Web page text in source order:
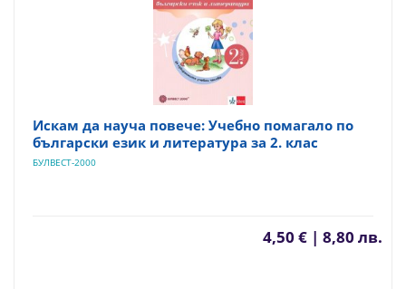
Искам да науча повече: Учебно помагало по
български език и литература за 2. клас
БУЛВЕСТ-2000
4,50 € | 8,80 лв.